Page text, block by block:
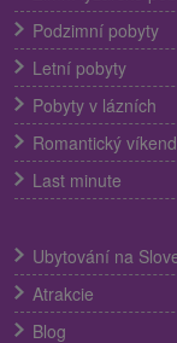
Podzimní pobyty
Letní pobyty
Pobyty v lázních
Romantický
Last minute
Ubytování na
Atrakcie
Blog